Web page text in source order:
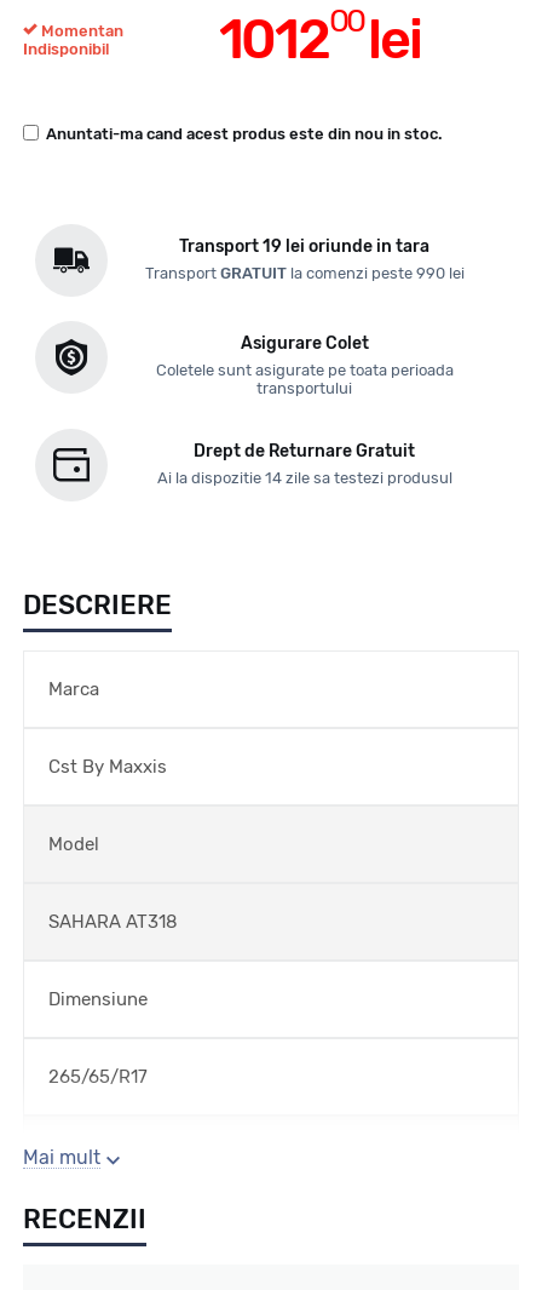
101200lei
Momentan
Indisponibil
Anuntati-ma cand acest produs este din nou in stoc.
Transport 19 lei oriunde in tara
Transport GRATUITla comenzi peste 990 lei
Asigurare Colet
Coletele sunt asigurate pe toata perioada
transportului
Drept de Returnare Gratuit
Ai la dispozitie 14 zile sa testezi produsul
DESCRIERE
Marca
Cst By Maxxis
Model
SAHARA AT318
Dimensiune
265/65/R17
Sezon
Vara
Mai mult
RECENZII